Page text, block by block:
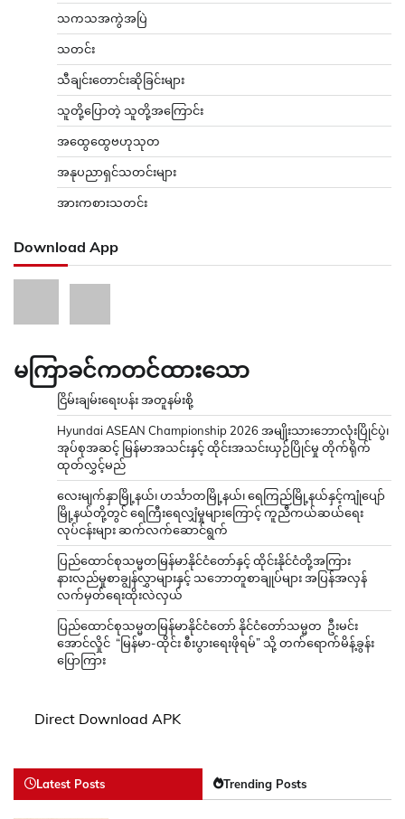
သကသအကွဲအပြဲ
သတင်း
သီချင်းတောင်းဆိုခြင်းများ
သူတို့ပြောတဲ့ သူတို့အကြောင်း
အထွေထွေဗဟုသုတ
အနုပညာရှင်သတင်းများ
အားကစားသတင်း
Download App
မကြာခင်ကတင်ထားသော
ငြိမ်းချမ်းရေးပန်း အတူနမ်းစို့
Hyundai ASEAN Championship 2026 အမျိုးသားဘောလုံးပြိုင်ပွဲ၊
အုပ်စုအဆင့် မြန်မာအသင်းနှင့် ထိုင်းအသင်းယှဉ်ပြိုင်မှု တိုက်ရိုက်
ထုတ်လွှင့်မည်
လေးမျက်နှာမြို့နယ်၊ ဟင်္သာတမြို့နယ်၊ ရေကြည်မြို့နယ်နှင့်ကျုံပျော်
မြို့နယ်တို့တွင် ရေကြီးရေလျှံမှုများကြောင့် ကူညီကယ်ဆယ်ရေး
လုပ်ငန်းများ ဆက်လက်ဆောင်ရွက်
ပြည်ထောင်စုသမ္မတမြန်မာနိုင်ငံတော်နှင့် ထိုင်းနိုင်ငံတို့အကြား
နားလည်မှုစာချွန်လွှာများနှင့် သဘောတူစာချုပ်များ အပြန်အလှန်
လက်မှတ်ရေးထိုးလဲလှယ်
ပြည်ထောင်စုသမ္မတမြန်မာနိုင်ငံတော် နိုင်ငံတော်သမ္မတ ဦးမင်း
အောင်လှိုင် “မြန်မာ-ထိုင်း စီးပွားရေးဖိုရမ်” သို့ တက်ရောက်မိန့်ခွန်း
ပြောကြား
Direct Download APK
Latest Posts Trending Posts